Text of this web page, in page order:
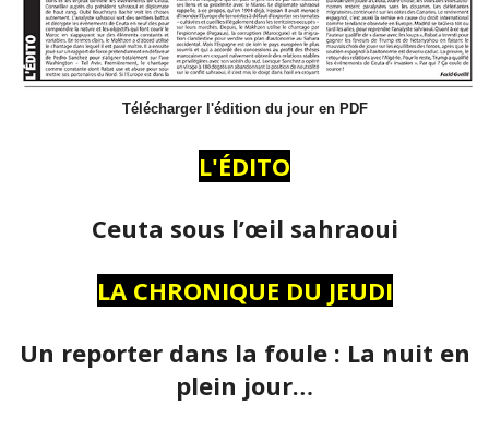
Télécharger l'édition du jour en PDF
L'ÉDITO
Ceuta sous l’œil sahraoui
LA CHRONIQUE DU JEUDI
Un reporter dans la foule : La nuit en
plein jour…